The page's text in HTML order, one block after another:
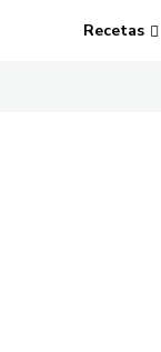
Recetas